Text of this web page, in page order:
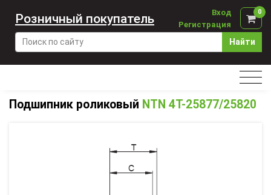
Найти
Вход
Регистрация
0
Розничный покупатель
Подшипник роликовый NTN 4T-25877/25820